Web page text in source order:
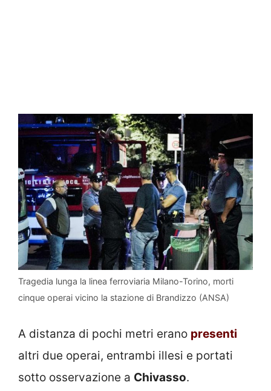
Tragedia lunga la linea ferroviaria Milano-Torino, morti
cinque operai vicino la stazione di Brandizzo (ANSA)
A distanza di pochi metri erano presenti
altri due operai, entrambi illesi e portati
sotto osservazione a Chivasso.